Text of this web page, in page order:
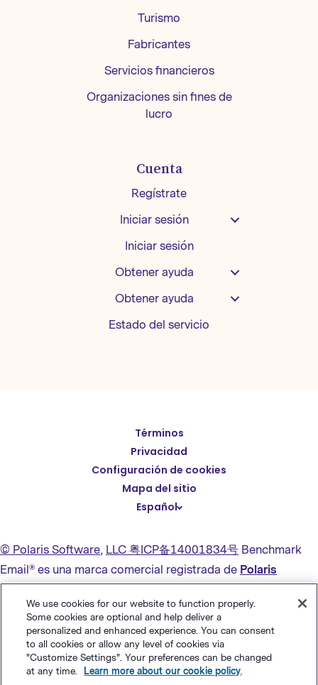
Turismo
Fabricantes
Servicios financieros
Organizaciones sin fines de
lucro
Cuenta
Regístrate
Iniciar sesión
Iniciar sesión
Obtener ayuda
Obtener ayuda
Estado del servicio
Términos
Privacidad
Configuración de cookies
Mapa del sitio
Español
English
Deutsch
繁體中文
简体中文
Italiano
Português (BR)
Français
© Polaris Software, LLC 粤ICP备14001834号 Benchmark
Email® es una marca comercial registrada de Polaris
We use cookies for our website to function properly.
Some cookies are optional and help deliver a
personalized and enhanced experience. You can consent
to all cookies or allow any level of cookies via
"Customize Settings". Your preferences can be changed
at any time.
Learn more about our cookie policy.